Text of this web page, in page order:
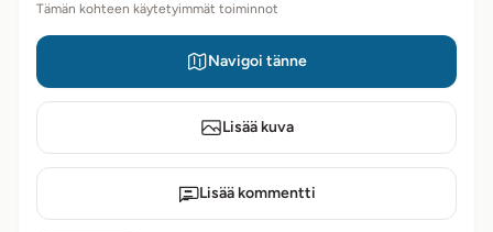
Tämän kohteen käytetyimmät toiminnot
Navigoi tänne
Lisää kuva
Lisää kommentti